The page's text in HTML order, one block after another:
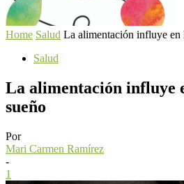
Home Salud La alimentación influye en
Salud
La alimentación influye
sueño
Por
Mari Carmen Ramírez
-
1